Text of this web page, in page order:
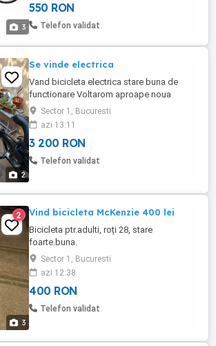
3
550 RON
Telefon validat
2
Se vinde electrica
Vand bicicleta electrica stare buna de
functionare Voltarom aproape noua
Sector 1, Bucuresti
azi 13:11
3 200 RON
Telefon validat
3
2 Vind bicicleta McKenzie 400 lei
Bicicleta ptr.adulti, roți 28, stare
foarte.buna.
Sector 1, Bucuresti
azi 12:38
400 RON
Telefon validat